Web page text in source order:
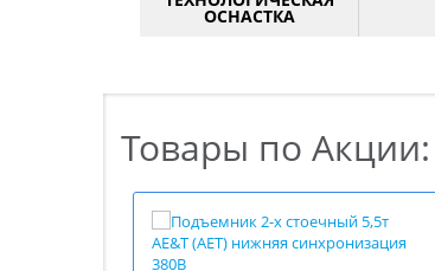
ОСНАСТКА
Товары по Акции: